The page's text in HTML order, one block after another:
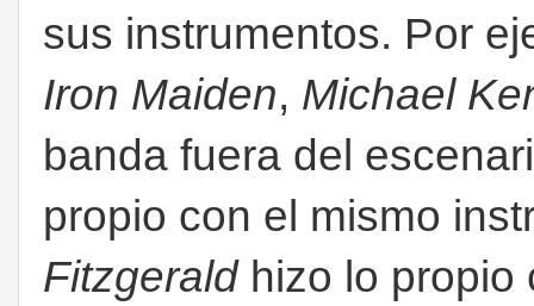
sus instrumentos. Por
Iron Maiden, Michael
banda fuera del
propio con el mismo
Fitzgeraldhizo lo propio